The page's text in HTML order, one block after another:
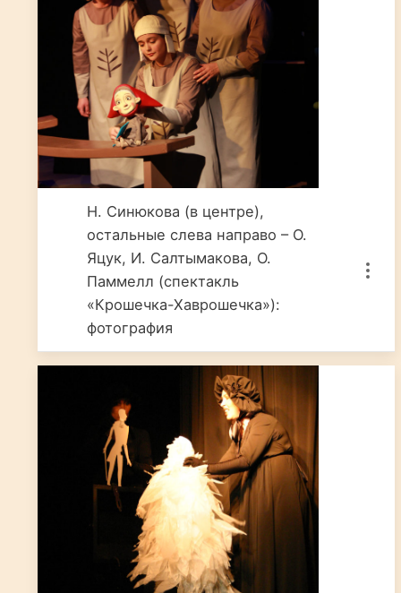
Н. Синюкова (в центре),
остальные слева направо – О.
Яцук, И. Салтымакова, О.
Паммелл (спектакль
«Крошечка-Хаврошечка»):
фотография